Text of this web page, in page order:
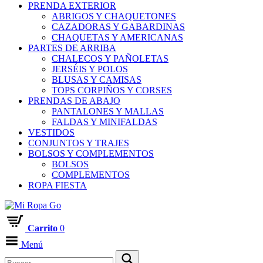
PRENDA EXTERIOR
ABRIGOS Y CHAQUETONES
CAZADORAS Y GABARDINAS
CHAQUETAS Y AMERICANAS
PARTES DE ARRIBA
CHALECOS Y PAÑOLETAS
JERSÉIS Y POLOS
BLUSAS Y CAMISAS
TOPS CORPIÑOS Y CORSES
PRENDAS DE ABAJO
PANTALONES Y MALLAS
FALDAS Y MINIFALDAS
VESTIDOS
CONJUNTOS Y TRAJES
BOLSOS Y COMPLEMENTOS
BOLSOS
COMPLEMENTOS
ROPA FIESTA
Carrito 0
Menú